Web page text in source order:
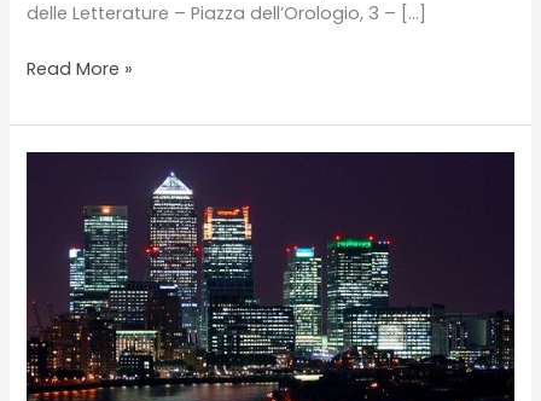
delle Letterature – Piazza dell’Orologio, 3 – […]
Marta
e
Lucio
presentano
di
C.
Stroppa,
Fantasmi
Read More »